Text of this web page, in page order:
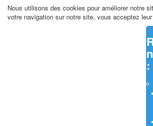
Nous utilisons des cookies pour améliorer notre
votre navigation sur notre site, vous acceptez
: